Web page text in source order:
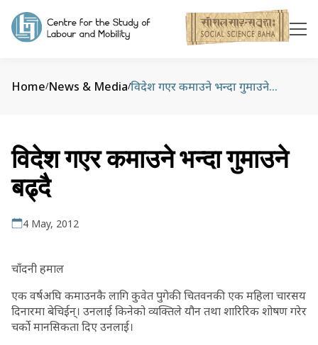
Home/News & Media/ विदेश गएर कमाउने भन्दा गुमाउने बढ्दै
विदेश गएर कमाउने भन्दा गुमाउने
बढ्दै
4 May, 2012
चाँदनी हमाल
एक वर्षअघि कमाउनकै लागि कुवेत पुगेकी चितवनकी एक महिला चारसय
दिनारमा बेचिईन्। उनलाई किनेको व्यक्तिले यौन तथा शारिरिक शोषण गरेर
चर्को मानसिकता दिए उनलाई।